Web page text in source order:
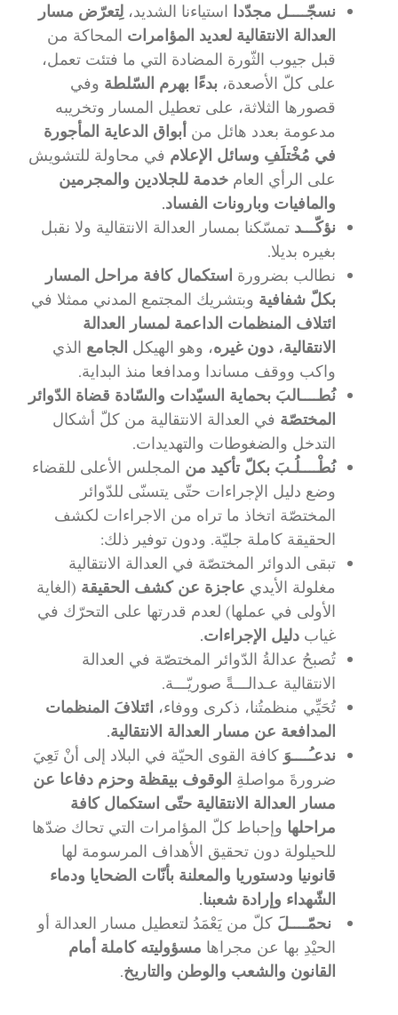
نسجّــــل مجدّدا استياءنا الشديد،لِتعرّض مسار
العدالة الانتقالية لعديد المؤامرات المحاكة من
قبل جيوب الثّورة المضادة التي ما فتئت تعمل،
على كلّ الأصعدة، بدءًا بهرم السّلطة وفي
قصورها الثلاثة، على تعطيل المسار وتخريبه
مدعومة بعدد هائل من أبواق الدعاية المأجورة
في مُخْتلَفِ وسائل الإعلام في محاولة للتشويش
على الرأي العام خدمة للجلادين والمجرمين
والمافيات وبارونات الفساد.
نؤكّـــد تمسّكنا بمسار العدالة الانتقالية ولا نقبل
بغيره بديلا.
نطالب بضرورة استكمال كافة مراحل المسار
بكلّ شفافية وبتشريك المجتمع المدني ممثلا في
ائتلاف المنظمات الداعمة لمسار العدالة
الانتقالية، دون غيره، وهو الهيكل الجامع الذي
واكب ووقف مساندا ومدافعا منذ البداية.
نُطــــالبَ بحماية السيّدات والسّادة قضاة الدّوائر
المختصّة في العدالة الانتقالية من كلّ أشكال
التدخل والضغوطات والتهديدات.
نُطْــــلُـبَ بكلّ تأكيد من المجلس الأعلى للقضاء
وضع دليل الإجراءات حتّى يتسنّى للدّوائر
المختصّة اتخاذ ما تراه من الاجراءات لكشف
الحقيقة كاملة جليّة. ودون توفير ذلك:
تبقى الدوائر المختصّة في العدالة الانتقالية
مغلولة الأيدي عاجزة عن كشف الحقيقة (الغاية
الأولى في عملها) لعدم قدرتها على التحرّك في
غياب دليل الإجراءات.
تُصبحُ عدالةُ الدّوائر المختصّة في العدالة
الانتقالية عـدالـــةً صوريّـــة.
تُحَيِّي منظمتُنا، ذكرى ووفاء، ائتلافَ المنظمات
المدافعة عن مسار العدالة الانتقالية.
ندعـُــــوَكافة القوى الحيّة في البلاد إلى أنْ تَعِيَ
ضرورةَ مواصلةِ الوقوف بيقظة وحزم دفاعا عن
مسار العدالة الانتقالية حتّى استكمال كافة
مراحلها وإحباط كلّ المؤامرات التي تحاك ضدّها
للحيلولة دون تحقيق الأهداف المرسومة لها
قانونيا ودستوريا والمعلنة بأنّات الضحايا ودماء
الشّهداء وإرادة شعبنا.
نحمّــــلَ كلّ من يَعْمَدُ لتعطيل مسار العدالة أو
الحيْدِ بها عن مجراها مسؤوليته كاملة أمام
القانون والشعب والوطن والتاريخ.